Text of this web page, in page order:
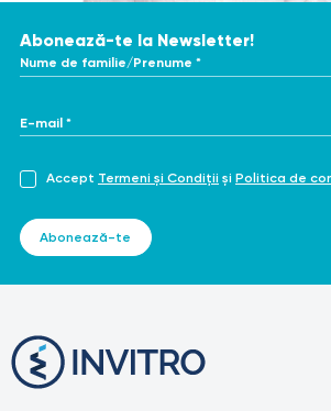
Abonează-te la Newsletter!
Nume de familie/Prenume *
E-mail *
Accept Termeni și Condiții și Politica de
Abonează-te